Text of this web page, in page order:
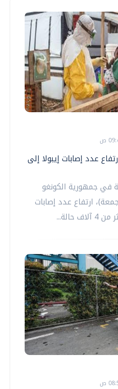
عدد إصابات إيبولا إلى
في جمهورية الكونغو
ارتفاع عدد إصابات
حالة...